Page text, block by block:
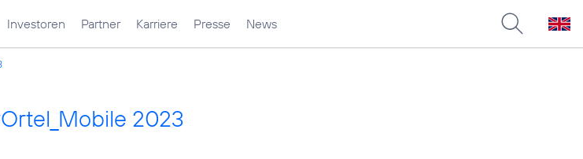
Investoren Partner Karriere Presse News
2023